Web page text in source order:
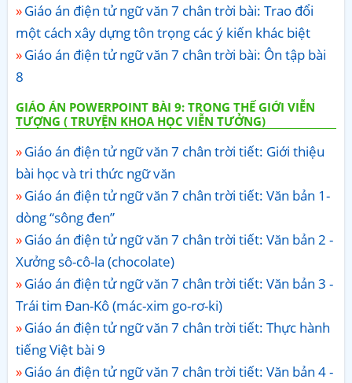
Giáo án điện tử ngữ văn 7 chân trời bài: Trao đổi
một cách xây dựng tôn trọng các ý kiến khác biệt
Giáo án điện tử ngữ văn 7 chân trời bài: Ôn tập bài
8
GIÁO ÁN POWERPOINT BÀI 9: TRONG THẾ GIỚI VIỄN
TƯỢNG ( TRUYỆN KHOA HỌC VIỄN TƯỞNG)
Giáo án điện tử ngữ văn 7 chân trời tiết: Giới thiệu
bài học và tri thức ngữ văn
Giáo án điện tử ngữ văn 7 chân trời tiết: Văn bản 1-
dòng “sông đen”
Giáo án điện tử ngữ văn 7 chân trời tiết: Văn bản 2 -
Xưởng sô-cô-la (chocolate)
Giáo án điện tử ngữ văn 7 chân trời tiết: Văn bản 3 -
Trái tim Đan-Kô (mác-xim go-rơ-ki)
Giáo án điện tử ngữ văn 7 chân trời tiết: Thực hành
tiếng Việt bài 9
Giáo án điện tử ngữ văn 7 chân trời tiết: Văn bản 4 -